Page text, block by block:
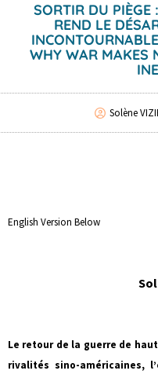
SORTIR DU PIÈGE
REND LE
WHY WAR MAKES
Solène
English Version Below
Le retour de la guerre de
rivalités sino-américaines,